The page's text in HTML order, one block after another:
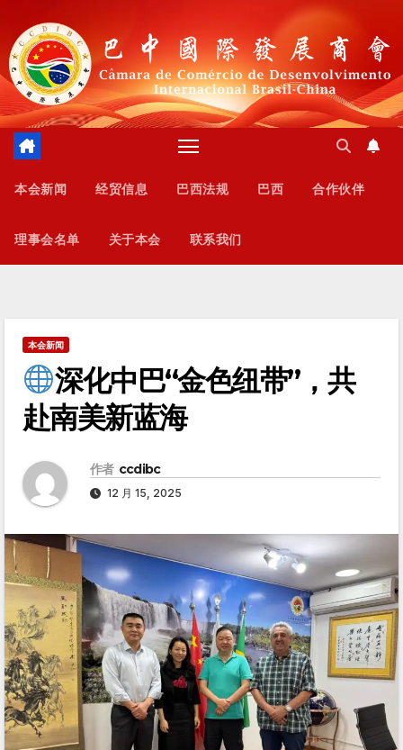
内
本会新闻 经贸信息 巴西法规 巴西 合作伙伴
理事会名单 关于本会 联系我们
本会新闻
深化中巴“金色纽带”，共
赴南美新蓝海
作者 ccdibc
12 月 15, 2025